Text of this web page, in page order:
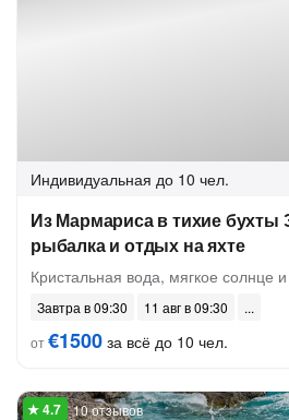
Индивидуальная до 10 чел.
Из Мармариса в тихие бухты
рыбалка и отдых на яхте
Кристальная вода, мягкое солнце
Завтра в 09:30
11 авг в 09:30
от€1500 за всё до 10 чел.
10 отзывов